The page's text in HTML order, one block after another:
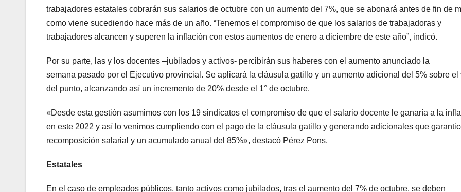
trabajadores estatales cobrarán sus salarios de octubre con un aumento del 7%, que se abonará antes de fin de
como viene sucediendo hace más de un año. “Tenemos el compromiso de que los salarios de trabajadoras y
trabajadores alcancen y superen la inflación con estos aumentos de enero a diciembre de este año”, indicó.
Por su parte, las y los docentes –jubilados y activos- percibirán sus haberes con el aumento anunciado la
semana pasado por el Ejecutivo provincial. Se aplicará la cláusula gatillo y un aumento adicional del 5% sobre el
del punto, alcanzando así un incremento de 20% desde el 1° de octubre.
«Desde esta gestión asumimos con los 19 sindicatos el compromiso de que el salario docente le ganaría a la
en este 2022 y así lo venimos cumpliendo con el pago de la cláusula gatillo y generando adicionales que
recomposición salarial y un acumulado anual del 85%», destacó Pérez Pons.
Estatales
En el caso de empleados públicos, tanto activos como jubilados, tras el aumento del 7% de octubre, se deben